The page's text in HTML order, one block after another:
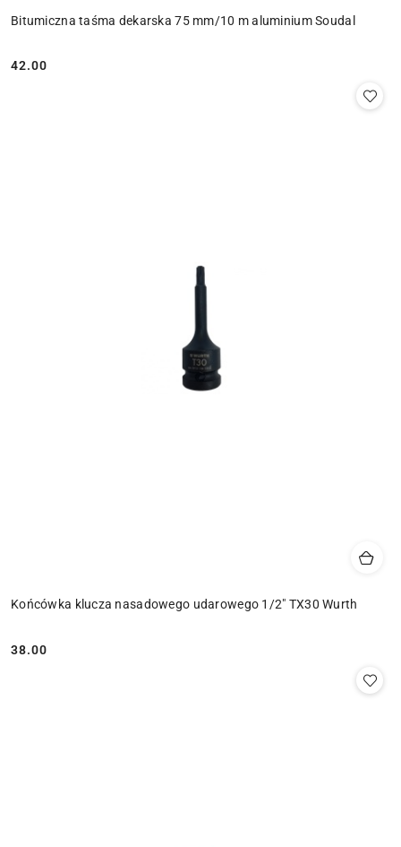
Bitumiczna taśma dekarska 75 mm/10 m aluminium Soudal
Cena:
42.00
Końcówka klucza nasadowego udarowego 1/2" TX30 Wurth
Cena:
38.00